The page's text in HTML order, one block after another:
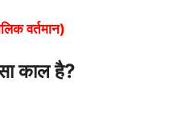
वर्तमान)
काल है?